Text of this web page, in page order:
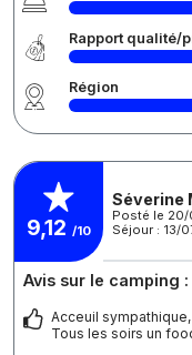
Rapport qualité/
Région
9,12 /10
Séverine
Posté le
Séjour : 13/
Avis sur le camping :
Acceuil
Tous les soirs un